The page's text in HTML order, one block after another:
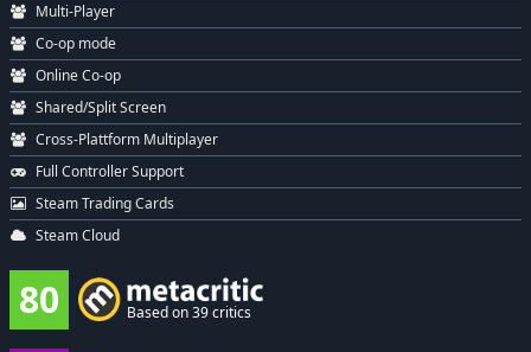
Multi-Player
Co-op mode
Online Co-op
Shared/Split Screen
Cross-Plattform Multiplayer
Full Controller Support
Steam Trading Cards
Steam Cloud
80 Based on 39 critics